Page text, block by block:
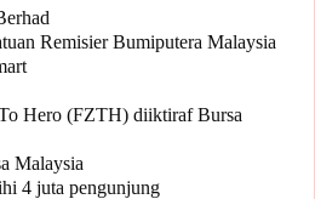
Remisier Bumiputera Malaysia
Hero (FZTH) diiktiraf Bursa
Malaysia
4 juta pengunjung